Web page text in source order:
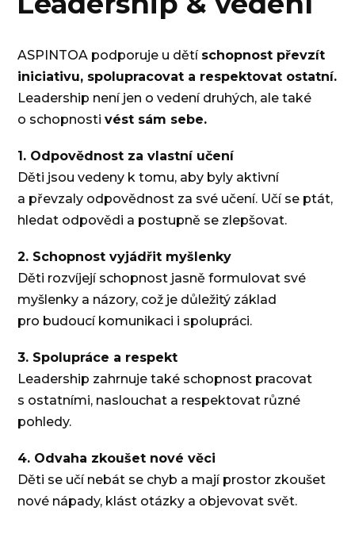
ASPINTOA podporuje u dětí schopnost převzít
iniciativu, spolupracovat a respektovat ostatní.
Leadership není jen o vedení druhých, ale také
o schopnostivést sám sebe.
1. Odpovědnost za vlastní učení
Děti jsou vedeny k tomu, aby byly aktivní
a převzaly odpovědnost za své učení. Učí se ptát,
hledat odpovědi a postupně se zlepšovat.
2. Schopnost vyjádřit myšlenky
Děti rozvíjejí schopnost jasně formulovat své
myšlenky a názory, což je důležitý základ
pro budoucí komunikaci i spolupráci.
3. Spolupráce a respekt
Leadership zahrnuje také schopnost pracovat
s ostatními, naslouchat a respektovat různé
pohledy.
4. Odvaha zkoušet nové věci
Děti se učí nebát se chyb a mají prostor zkoušet
nové nápady, klást otázky a objevovat svět.